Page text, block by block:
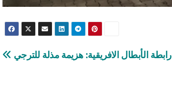
رابطة الأبطال الافريقية: هزيمة مذلة للترجي